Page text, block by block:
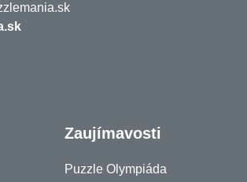
Zaujímavosti
Puzzle Olympiáda